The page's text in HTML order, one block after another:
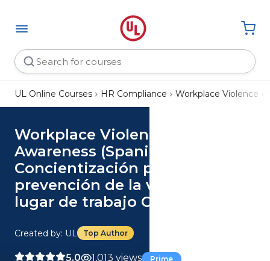
UL Online Courses HR Compliance Workplace Violence
Workplace Violence Prevention
Awareness (Spanish)
Concientización para la
prevención de la violencia en el
lugar de trabajo Course
Created by: UL Top Author
5.0 1,013 views Prime